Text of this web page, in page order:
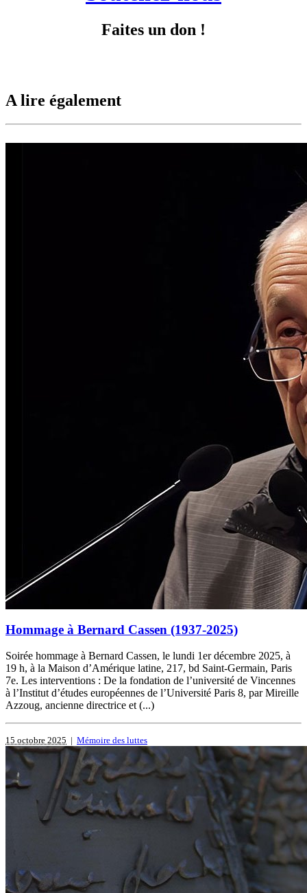
Faites un don !
A lire également
Hommage à Bernard Cassen (1937-2025)
Soirée hommage à Bernard Cassen, le lundi 1er décembre 2025, à
19 h, à la Maison d’Amérique latine, 217, bd Saint-Germain, Paris
7e. Les interventions : De la fondation de l’université de Vincennes
à l’Institut d’études européennes de l’Université Paris 8, par Mireille
Azzoug, ancienne directrice et (...)
15 octobre 2025 | Mémoire des luttes